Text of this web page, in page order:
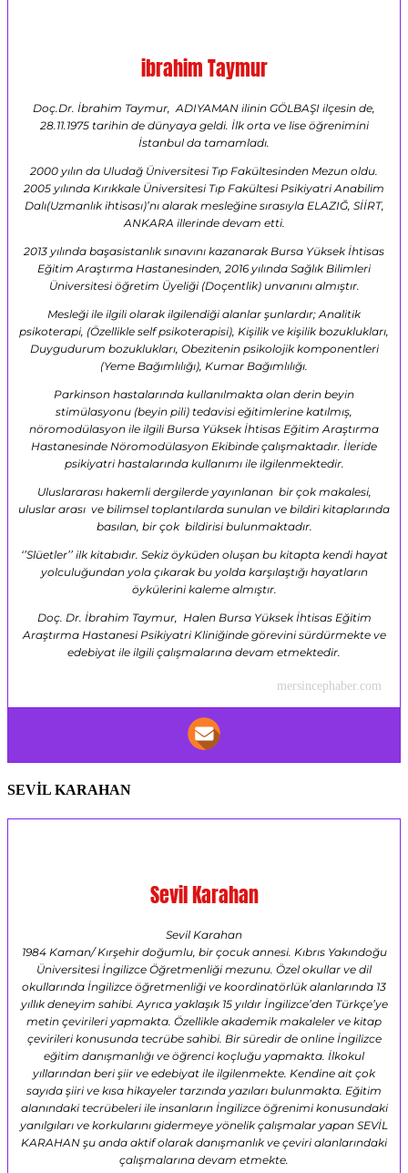
ibrahim Taymur
Doç.Dr. İbrahim Taymur, ADIYAMAN ilinin GÖLBAŞI ilçesin de,
28.11.1975 tarihin de dünyaya geldi. İlk orta ve lise öğrenimini
İstanbul da tamamladı.
2000 yılın da Uludağ Üniversitesi Tıp Fakültesinden Mezun oldu.
2005 yılında Kırıkkale Üniversitesi Tıp Fakültesi Psikiyatri Anabilim
Dalı(Uzmanlık ihtisası)’nı alarak mesleğine sırasıyla ELAZIĞ, SİİRT,
ANKARA illerinde devam etti.
2013 yılında başasistanlık sınavını kazanarak Bursa Yüksek İhtisas
Eğitim Araştırma Hastanesinden, 2016 yılında Sağlık Bilimleri
Üniversitesi öğretim Üyeliği (Doçentlik) unvanını almıştır.
Mesleği ile ilgili olarak ilgilendiği alanlar şunlardır; Analitik
psikoterapi, (Özellikle self psikoterapisi), Kişilik ve kişilik bozuklukları,
Duygudurum bozuklukları, Obezitenin psikolojik komponentleri
(Yeme Bağımlılığı), Kumar Bağımlılığı.
Parkinson hastalarında kullanılmakta olan derin beyin
stimülasyonu (beyin pili) tedavisi eğitimlerine katılmış,
nöromodülasyon ile ilgili Bursa Yüksek İhtisas Eğitim Araştırma
Hastanesinde Nöromodülasyon Ekibinde çalışmaktadır. İleride
psikiyatri hastalarında kullanımı ile ilgilenmektedir.
Uluslararası hakemli dergilerde yayınlanan bir çok makalesi,
uluslar arası ve bilimsel toplantılarda sunulan ve bildiri kitaplarında
basılan, bir çok bildirisi bulunmaktadır.
‘’Slüetler’’ ilk kitabıdır. Sekiz öyküden oluşan bu kitapta kendi hayat
yolculuğundan yola çıkarak bu yolda karşılaştığı hayatların
öykülerini kaleme almıştır.
Doç. Dr. İbrahim Taymur, Halen Bursa Yüksek İhtisas Eğitim
Araştırma Hastanesi Psikiyatri Kliniğinde görevini sürdürmekte ve
edebiyat ile ilgili çalışmalarına devam etmektedir.
mersincephaber.com
SEVİL KARAHAN
Sevil Karahan
Sevil Karahan
1984 Kaman/ Kırşehir doğumlu, bir çocuk annesi. Kıbrıs Yakındoğu
Üniversitesi İngilizce Öğretmenliği mezunu. Özel okullar ve dil
okullarında İngilizce öğretmenliği ve koordinatörlük alanlarında 13
yıllık deneyim sahibi. Ayrıca yaklaşık 15 yıldır İngilizce’den Türkçe’ye
metin çevirileri yapmakta. Özellikle akademik makaleler ve kitap
çevirileri konusunda tecrübe sahibi. Bir süredir de online İngilizce
eğitim danışmanlığı ve öğrenci koçluğu yapmakta. İlkokul
yıllarından beri şiir ve edebiyat ile ilgilenmekte. Kendine ait çok
sayıda şiiri ve kısa hikayeler tarzında yazıları bulunmakta. Eğitim
alanındaki tecrübeleri ile insanların İngilizce öğrenimi konusundaki
yanılgıları ve korkularını gidermeye yönelik çalışmalar yapan SEVİL
KARAHAN şu anda aktif olarak danışmanlık ve çeviri alanlarındaki
çalışmalarına devam etmekte.